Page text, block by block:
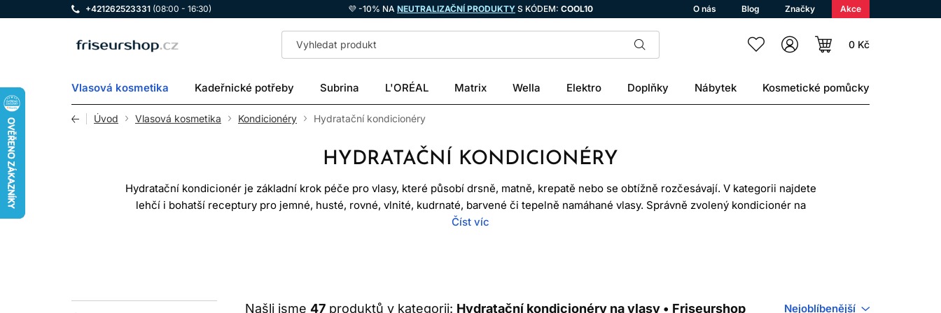
+421262523331 (08:00 - 16:30) 💜 -10% NA NEUTRALIZAČNÍ PRODUKTY S KÓDEM: COOL10 O nás Blog Značky Akce
LOMAX 0 Kč
Vlasová kosmetika Kadeřnické potřeby Subrina L'ORÉAL Matrix Wella Elektro Doplňky Nábytek Kosmetické pomůcky
Úvod Vlasová kosmetika Kondicionéry Hydratační kondicionéry
HYDRATAČNÍ KONDICIONÉRY
Hydratační kondicionér je základní krok péče pro vlasy, které působí drsně, matně, krepatě nebo se obtížně rozčesávají. V kategorii najdete
lehčí i bohatší receptury pro jemné, husté, rovné, vlnité, kudrnaté, barvené či tepelně namáhané vlasy. Správně zvolený kondicionér na
suché vlasy zlepšuje skluz, hebkost a lesk, aniž by musel zatížit celý účes.
Číst víc
Našli jsme 47 produktů v kategorii: Hydratační kondicionéry na vlasy • Friseurshop Nejoblíbenější